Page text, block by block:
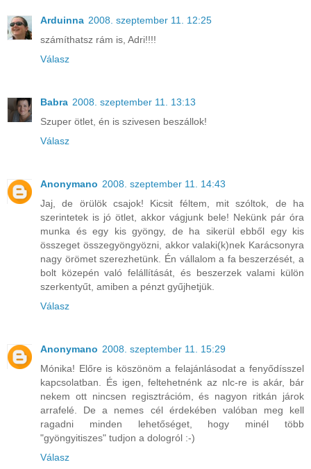
Arduinna 2008. szeptember 11. 12:25
számíthatsz rám is, Adri!!!!
Válasz
Babra 2008. szeptember 11. 13:13
Szuper ötlet, én is szivesen beszállok!
Válasz
Anonymano 2008. szeptember 11. 14:43
Jaj, de örülök csajok! Kicsit féltem, mit szóltok, de ha
szerintetek is jó ötlet, akkor vágjunk bele! Nekünk pár óra
munka és egy kis gyöngy, de ha sikerül ebből egy kis
összeget összegyöngyözni, akkor valaki(k)nek Karácsonyra
nagy örömet szerezhetünk. Én vállalom a fa beszerzését, a
bolt közepén való felállítását, és beszerzek valami külön
szerkentyűt, amiben a pénzt gyűjhetjük.
Válasz
Anonymano 2008. szeptember 11. 15:29
Mónika! Előre is köszönöm a felajánlásodat a fenyődísszel
kapcsolatban. És igen, feltehetnénk az nlc-re is akár, bár
nekem ott nincsen regisztrációm, és nagyon ritkán járok
arrafelé. De a nemes cél érdekében valóban meg kell
ragadni minden lehetőséget, hogy minél több
"gyöngyitiszes" tudjon a dologról :-)
Válasz